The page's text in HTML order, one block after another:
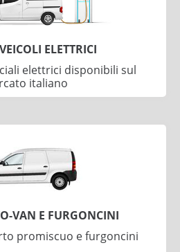
ELETTRICI
elettrici disponibili sul
italiano
VAN E FURGONCINI
promiscuo e furgoncini